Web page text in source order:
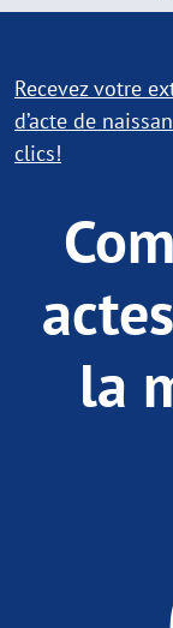
Recevez votre
d’acte de
clics!
la